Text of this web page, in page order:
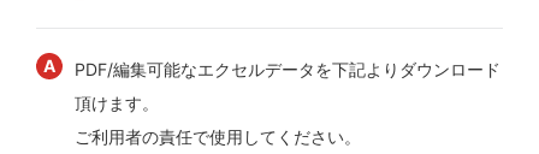
PDF/編集可能なエクセルデータを下記よりダウンロード
頂けます。
ご利用者の責任で使用してください。